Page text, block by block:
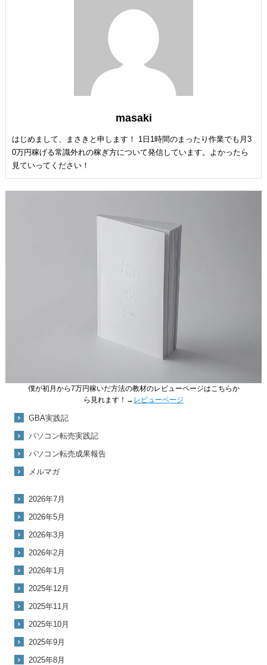
masaki
はじめまして、まさきと申します！ 1日1時間のまったり作業でも月3
0万円稼げる常識外れの稼ぎ方について発信しています。よかったら
見ていってください！
僕が初月から7万円稼いだ方法の教材のレビューページはこちらか
ら見れます！→ レビューページ
GBA実践記
パソコン転売実践記
パソコン転売成果報告
メルマガ
2026年7月
2026年5月
2026年3月
2026年2月
2026年1月
2025年12月
2025年11月
2025年10月
2025年9月
2025年8月